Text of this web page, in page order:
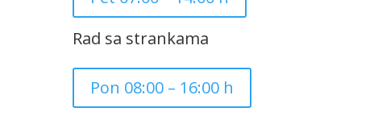
Rad sa strankama
Pon 08:00 – 16:00 h